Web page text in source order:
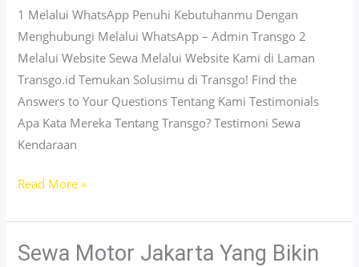
Harga
Bersahabat
1 Melalui WhatsApp Penuhi Kebutuhanmu Dengan
Menghubungi Melalui WhatsApp – Admin Transgo 2
Melalui Website Sewa Melalui Website Kami di Laman
Transgo.id Temukan Solusimu di Transgo! Find the
Answers to Your Questions Tentang Kami Testimonials
Apa Kata Mereka Tentang Transgo? Testimoni Sewa
Kendaraan
Sewa
PCX
Pluit
Read More »
Sewa Motor Jakarta Yang Bikin